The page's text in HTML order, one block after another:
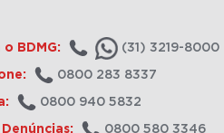
o BDMG: (31) 3219-8000
0800 283 8337
0800 940 5832
0800 580 3346